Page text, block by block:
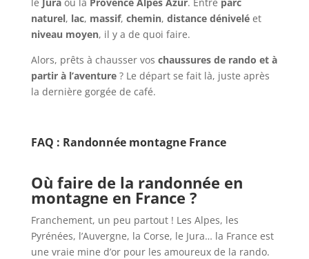
naturel, lac, massif, chemin, distance déniveléet
niveau moyen, il y a de quoi faire.
Alors, prêts à chausser vos chaussures de rando et à
partir à l’aventure? Le départ se fait là, juste après
la dernière gorgée de café.
FAQ : Randonnée montagne France
Où faire de la randonnée en
montagne en France ?
Franchement, un peu partout ! Les Alpes, les
Pyrénées, l’Auvergne, la Corse, le Jura… la France est
une vraie mine d’or pour les amoureux de la rando.